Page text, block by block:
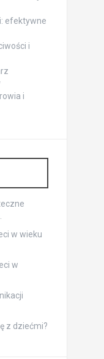
efektywne
i
i
w wieku
w
z dziećmi?